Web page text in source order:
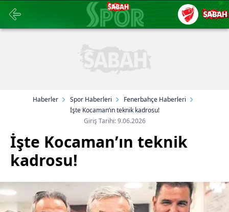
Haberler Spor Haberleri
Fenerbahçe Haberleri
İşte Kocaman’ın teknik kadrosu!
Giriş Tarihi: 9.06.2026
İşte Kocaman’ın teknik
kadrosu!